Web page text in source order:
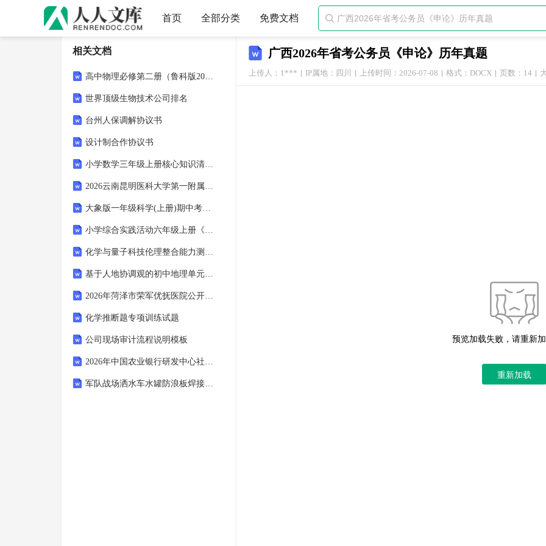
首页 全部分类 免费文档 
广西2026年省考公务员《申论》历年真题
上传人：1*** IP属地：四川 上传时间：2026-07-08 格式：DOCX 页数：14
预览加载失败，请重新
重新加载
相关文档
高中物理必修第二册（鲁科版2019）知识清单：宇宙探索核心专题
世界顶级生物技术公司排名
台州人保调解协议书
设计制合作协议书
小学数学三年级上册核心知识清单：常见的量
2026云南昆明医科大学第一附属医院招聘34人笔试备考题库及答案
大象版一年级科学(上册)期中考试及答案
小学综合实践活动六年级上册《食品安全侦察兵》教案
化学与量子科技伦理整合能力测评试题
基于人地协调观的初中地理单元起始课设计-‘世界的人口’（七年级上册）
2026年菏泽市荣军优抚医院公开招聘事业编制工作人员（1名）笔试参考题库及答案详解
化学推断题专项训练试题
公司现场审计流程说明模板
2026年中国农业银行研发中心社会招聘7人备考题库带答案详解
军队战场洒水车水罐防浪板焊接牢固安全技术规范